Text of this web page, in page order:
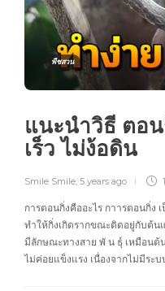
พืชสวน
แนะนำวิธี ตอ
เร็ว ไม่ง้อดิน
Smile Smile 5 years ago
การตอนกิ่งคืออะไร กาารตอนกิ่ง
ทำให้กิ่งเกิดรากขณะติดอยู่กับต้
มีลักษณะทางสาย พั น ธุ์ เหมือนต้
ไม่ค่อยแข็งแรง เนื่องจากไม่มีระ